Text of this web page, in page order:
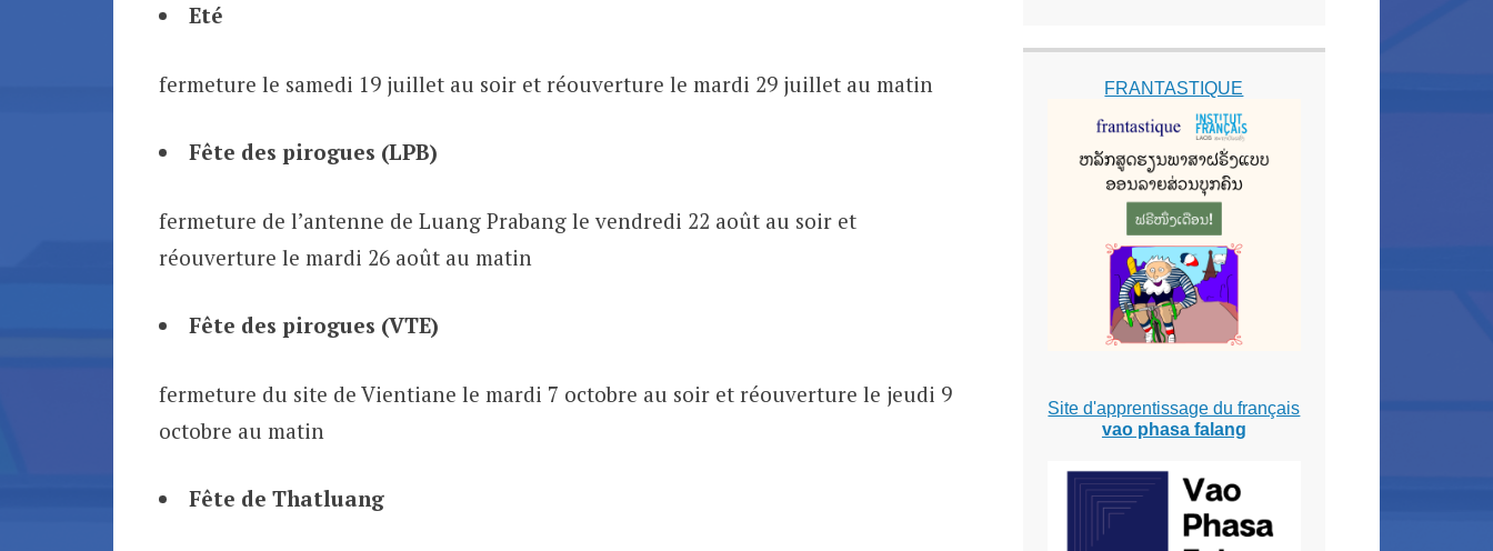
Eté
fermeture le samedi 19 juillet au soir et réouverture le mardi 29 juillet au matin
Fête des pirogues (LPB)
fermeture de l’antenne de Luang Prabang le vendredi 22 août au soir et
réouverture le mardi 26 août au matin
Fête des pirogues (VTE)
fermeture du site de Vientiane le mardi 7 octobre au soir et réouverture le jeudi 9
octobre au matin
Fête de Thatluang
FRANTASTIQUE
Site d'apprentissage du français
vao phasa falang